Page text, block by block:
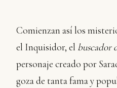
Comienzan así los
el Inquisidor, el buscador
personaje creado por
goza de tanta fama y